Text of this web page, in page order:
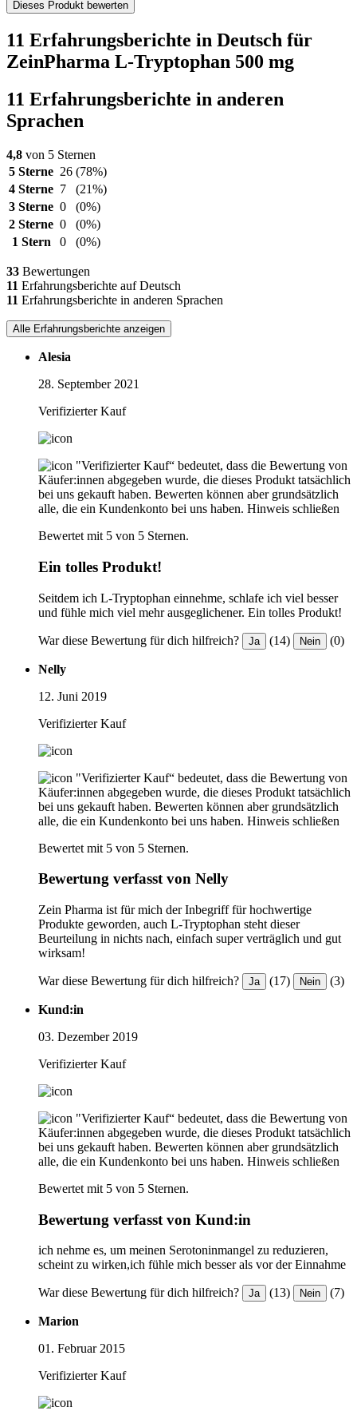
Dieses Produkt bewerten
11 Erfahrungsberichte in Deutsch für
ZeinPharma L-Tryptophan 500 mg
11 Erfahrungsberichte in anderen
Sprachen
4,8 von 5 Sternen
5 Sterne 26 (78%)
4 Sterne 7
(21%)
3 Sterne 0
(0%)
2 Sterne 0
(0%)
1 Stern
0 (0%)
33 Bewertungen
11 Erfahrungsberichte auf Deutsch
11 Erfahrungsberichte in anderen Sprachen
Alle Erfahrungsberichte anzeigen
Alesia
28. September 2021
Verifizierter Kauf
"Verifizierter Kauf“ bedeutet, dass die Bewertung von
Käufer:innen abgegeben wurde, die dieses Produkt tatsächlich
bei uns gekauft haben. Bewerten können aber grundsätzlich
alle, die ein Kundenkonto bei uns haben. Hinweis schließen
Bewertet mit 5 von 5 Sternen.
Ein tolles Produkt!
Seitdem ich L-Tryptophan einnehme, schlafe ich viel besser
und fühle mich viel mehr ausgeglichener. Ein tolles Produkt!
War diese Bewertung für dich hilfreich? Ja (14) Nein (0)
Nelly
12. Juni 2019
Verifizierter Kauf
"Verifizierter Kauf“ bedeutet, dass die Bewertung von
Käufer:innen abgegeben wurde, die dieses Produkt tatsächlich
bei uns gekauft haben. Bewerten können aber grundsätzlich
alle, die ein Kundenkonto bei uns haben. Hinweis schließen
Bewertet mit 5 von 5 Sternen.
Bewertung verfasst von Nelly
Zein Pharma ist für mich der Inbegriff für hochwertige
Produkte geworden, auch L-Tryptophan steht dieser
Beurteilung in nichts nach, einfach super verträglich und gut
wirksam!
War diese Bewertung für dich hilfreich? Ja (17) Nein (3)
Kund:in
03. Dezember 2019
Verifizierter Kauf
"Verifizierter Kauf“ bedeutet, dass die Bewertung von
Käufer:innen abgegeben wurde, die dieses Produkt tatsächlich
bei uns gekauft haben. Bewerten können aber grundsätzlich
alle, die ein Kundenkonto bei uns haben. Hinweis schließen
Bewertet mit 5 von 5 Sternen.
Bewertung verfasst von Kund:in
ich nehme es, um meinen Serotoninmangel zu reduzieren,
scheint zu wirken,ich fühle mich besser als vor der Einnahme
War diese Bewertung für dich hilfreich? Ja (13) Nein (7)
Marion
01. Februar 2015
Verifizierter Kauf